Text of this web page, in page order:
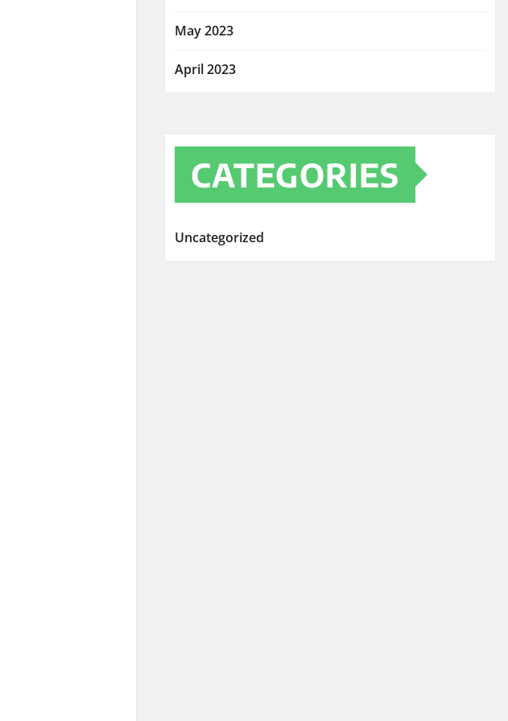
May 2023
April 2023
CATEGORIES
Uncategorized